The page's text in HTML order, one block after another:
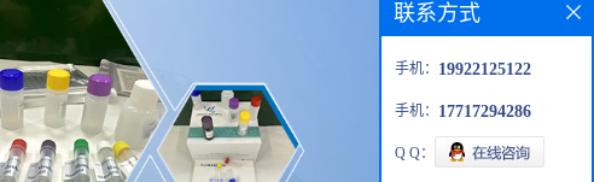
联系方式
手机： 19922125122
手机： 17717294286
Q Q：